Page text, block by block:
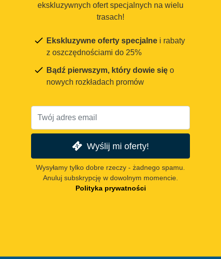
ekskluzywnych ofert specjalnych na wielu
trasach!
Ekskluzywne oferty specjalne i rabaty
z oszczędnościami do 25%
Bądź pierwszym, który dowie się o
nowych rozkładach promów
Wyślij mi oferty!
Wysyłamy tylko dobre rzeczy - żadnego spamu.
Anuluj subskrypcję w dowolnym momencie.
Polityka prywatności